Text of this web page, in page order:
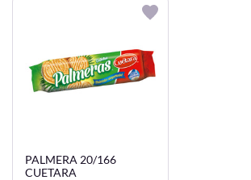
PALMERA 20/166
CUETARA